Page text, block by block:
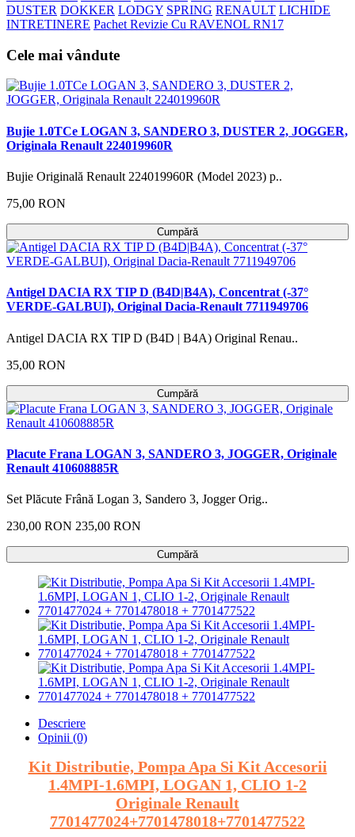
DUSTER DOKKER LODGY SPRING RENAULT LICHIDE
INTRETINERE Pachet Revizie Cu RAVENOL RN17
Cele mai vândute
Bujie 1.0TCe LOGAN 3, SANDERO 3, DUSTER 2, JOGGER,
Originala Renault 224019960R
Bujie Originală Renault 224019960R (Model 2023) p..
75,00 RON
Cumpără
Antigel DACIA RX TIP D (B4D|B4A), Concentrat (-37°
VERDE-GALBUI), Original Dacia-Renault 7711949706
Antigel DACIA RX TIP D (B4D | B4A) Original Renau..
35,00 RON
Cumpără
Placute Frana LOGAN 3, SANDERO 3, JOGGER, Originale
Renault 410608885R
Set Plăcute Frână Logan 3, Sandero 3, Jogger Orig..
230,00 RON 235,00 RON
Cumpără
Descriere
Opinii (0)
Kit Distributie, Pompa Apa Si Kit Accesorii
1.4MPI-1.6MPI, LOGAN 1, CLIO 1-2
Originale Renault
7701477024+7701478018+7701477522